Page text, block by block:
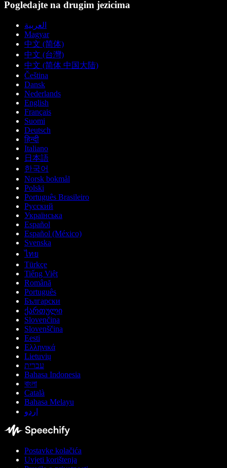
Pogledajte na drugim jezicima
العربية
Magyar
中文 (简体)
中文 (台灣)
中文 (简体 中国大陆)
Čeština
Dansk
Nederlands
English
Français
Suomi
Deutsch
हिन्दी
Italiano
日本語
한국어
Norsk bokmål
Polski
Português Brasileiro
Русский
Українська
Español
Español (México)
Svenska
ไทย
Türkçe
Tiếng Việt
Română
Português
Български
ქართული
Slovenčina
Slovenščina
Eesti
Ελληνικά
Lietuvių
עברית
Bahasa Indonesia
বাংলা
Català
Bahasa Melayu
اردو
Postavke kolačića
Uvjeti korištenja